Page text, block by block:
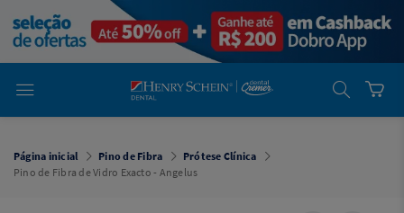
Dental
Cremer -
Henry Schein
Laboratório
Laboratório
Cremer -
Henry Schein
Página inicial Pino de Fibra
Prótese Clínica
Pino de Fibra de Vidro Exacto - Angelus